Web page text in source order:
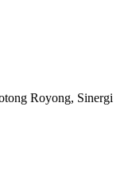
Royong, Sinergi